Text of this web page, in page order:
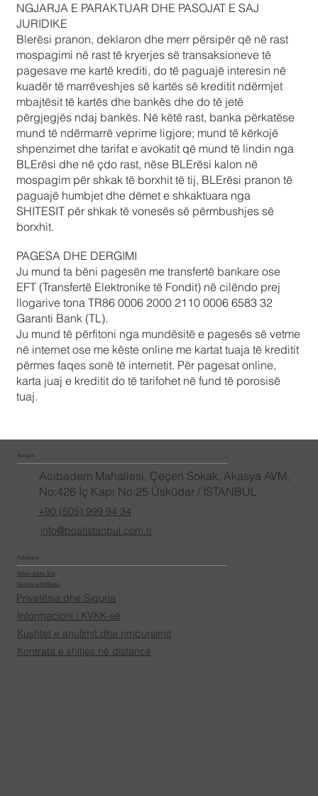
NGJARJA E PARAKTUAR DHE PASOJAT E SAJ
JURIDIKE
Blerësi pranon, deklaron dhe merr përsipër që në rast
mospagimi në rast të kryerjes së transaksioneve të
pagesave me kartë krediti, do të paguajë interesin në
kuadër të marrëveshjes së kartës së kreditit ndërmjet
mbajtësit të kartës dhe bankës dhe do të jetë
përgjegjës ndaj bankës. Në këtë rast, banka përkatëse
mund të ndërmarrë veprime ligjore; mund të kërkojë
shpenzimet dhe tarifat e avokatit që mund të lindin nga
BLErësi dhe në çdo rast, nëse BLErësi kalon në
mospagim për shkak të borxhit të tij, BLErësi pranon të
paguajë humbjet dhe dëmet e shkaktuara nga
SHITESIT për shkak të vonesës së përmbushjes së
borxhit.
PAGESA DHE DERGIMI
Ju mund ta bëni pagesën me transfertë bankare ose
EFT (Transfertë Elektronike të Fondit) në cilëndo prej
llogarive tona TR86 0006 2000 2110 0006 6583 32
Garanti Bank (TL).
Ju mund të përfitoni nga mundësitë e pagesës së vetme
në internet ose me këste online me kartat tuaja të kreditit
përmes faqes sonë të internetit. Për pagesat online,
karta juaj e kreditit do të tarifohet në fund të porosisë
tuaj.
İletişim
Acıbadem Mahallesi, Çeçen Sokak, Akasya AVM,
No:426 İç Kapı No:25 Üsküdar / İSTANBUL
+90 (505) 999 94 34
info@boatistanbul.com.tr
Politikalar
Shtoni Jahtin Tuaj
Qendra e Ndihmës
Privatësia dhe Siguria
Informacioni i KVKK-së
Kushtet e anulimit dhe rimbursimit
Kontrata e shitjes në distancë